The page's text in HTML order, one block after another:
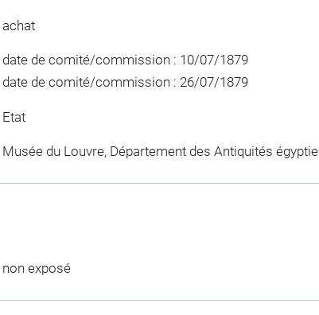
achat
date de comité/commission : 10/07/1879
date de comité/commission : 26/07/1879
Etat
Musée du Louvre, Département des Antiquités
non exposé